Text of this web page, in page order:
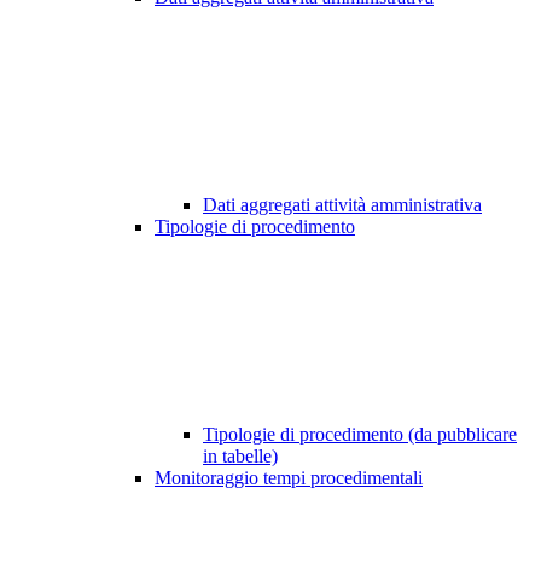
Dati aggregati attività amministrativa
Tipologie di procedimento
Tipologie di procedimento (da pubblicare
in tabelle)
Monitoraggio tempi procedimentali